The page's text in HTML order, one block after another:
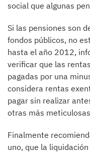
social que algunas
Si las pensiones son
fondos públicos, no
hasta el año 2012,
verificar que las
pagadas por una
considera rentas
pagar sin realizar
otras más
Finalmente
uno, que la